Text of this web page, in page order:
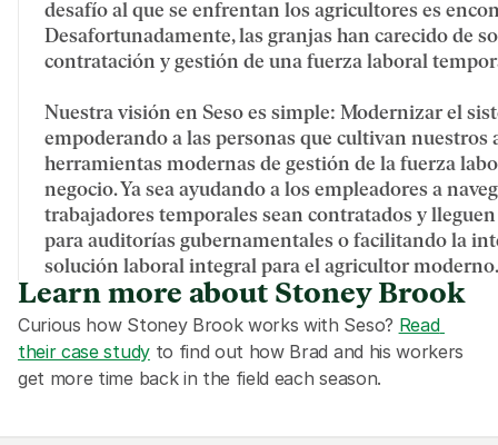
desafío al que se enfrentan los agricultores es
Desafortunadamente, las granjas han carecido de
contratación y gestión de una fuerza laboral
Nuestra visión en Seso es simple: Modernizar el
empoderando a las personas que cultivan
herramientas modernas de gestión de la fuerza
negocio. Ya sea ayudando a los empleadores a
trabajadores temporales sean contratados y
para auditorías gubernamentales o facilitando la
solución laboral integral para el agricultor moderno.
Learn more about Stoney Brook
Curious how Stoney Brook works with Seso? Read
their case study to find out how Brad and his workers
get more time back in the field each season.